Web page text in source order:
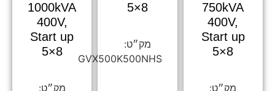
750kVA
400V,
Start up
5×8
5×8
GVX500K500NHS
1000kVA
400V,
Start up
5×8